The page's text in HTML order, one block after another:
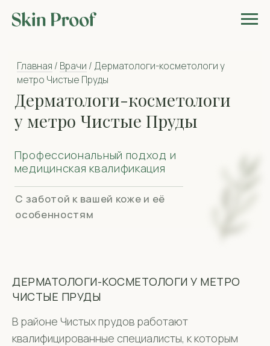
Дерматологи-косметологи
у метро Чистые Пруды
Профессиональный подход и
медицинская квалификация
особенностям
ДЕРМАТОЛОГИ-КОСМЕТОЛОГИ У МЕТРО
ЧИСТЫЕ ПРУДЫ
В районе Чистых прудов работают
квалифицированные специалисты, к которым